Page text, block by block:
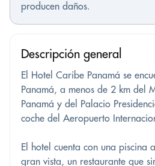
producen daños.
Descripción general
El Hotel Caribe Panamá se
Panamá, a menos de 2 km del
Panamá y del Palacio
coche del Aeropuerto
El hotel cuenta con una piscina
gran vista, un restaurante que